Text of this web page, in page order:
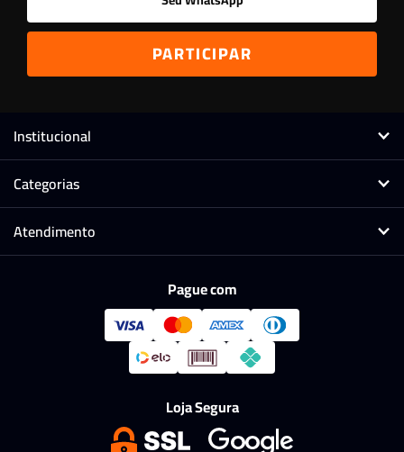
Institucional
Categorias
Atendimento
Pague com
Loja Segura